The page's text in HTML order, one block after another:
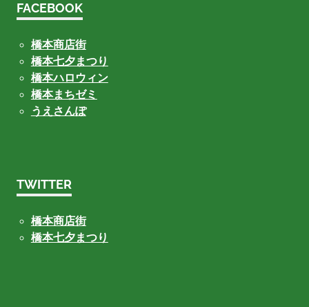
FACEBOOK
橋本商店街
橋本七夕まつり
橋本ハロウィン
橋本まちゼミ
うえさんぽ
TWITTER
橋本商店街
橋本七夕まつり